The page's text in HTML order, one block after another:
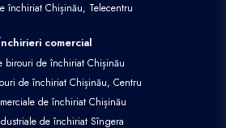
închiriat Chișinău, Telecentru
comercial
birouri de închiriat Chișinău
de închiriat Chișinău, Centru
de închiriat Chișinău
de închiriat Sîngera